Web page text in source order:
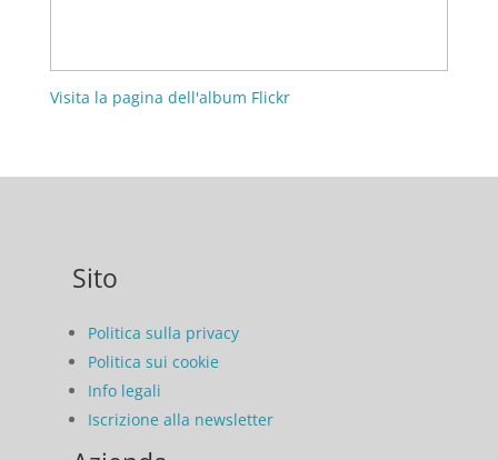
Visita la pagina dell'album Flickr
Sito
Politica sulla privacy
Politica sui cookie
Info legali
Iscrizione alla newsletter